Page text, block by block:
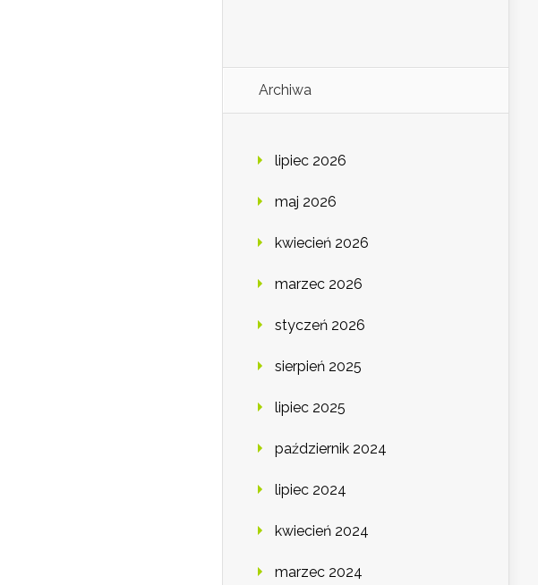
Archiwa
lipiec 2026
maj 2026
kwiecień 2026
marzec 2026
styczeń 2026
sierpień 2025
lipiec 2025
październik 2024
lipiec 2024
kwiecień 2024
marzec 2024